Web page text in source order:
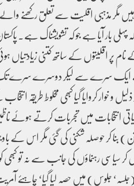
مگر مذہبی اقلیت سے تعلق رکھنے
بار آیا ہے جو کہ تشویشناک ہے۔
پر اقلیتوں کے ساتھ کتنی زیادتیاں
سرے سے لیکر دوسرے سرے تک
خوار کروایا گیا کبھی مخلوط طریقہ
انتخابات میں تجربات کرتے
بنا کر حوصلہ شکنی کی گئی مگر اس کے
سیاسی رہنماؤں کی جانب سے نہ تو کبھی
(جلسہ‘ جلوس) میں حصہ لیا گیا‘ چاہئے